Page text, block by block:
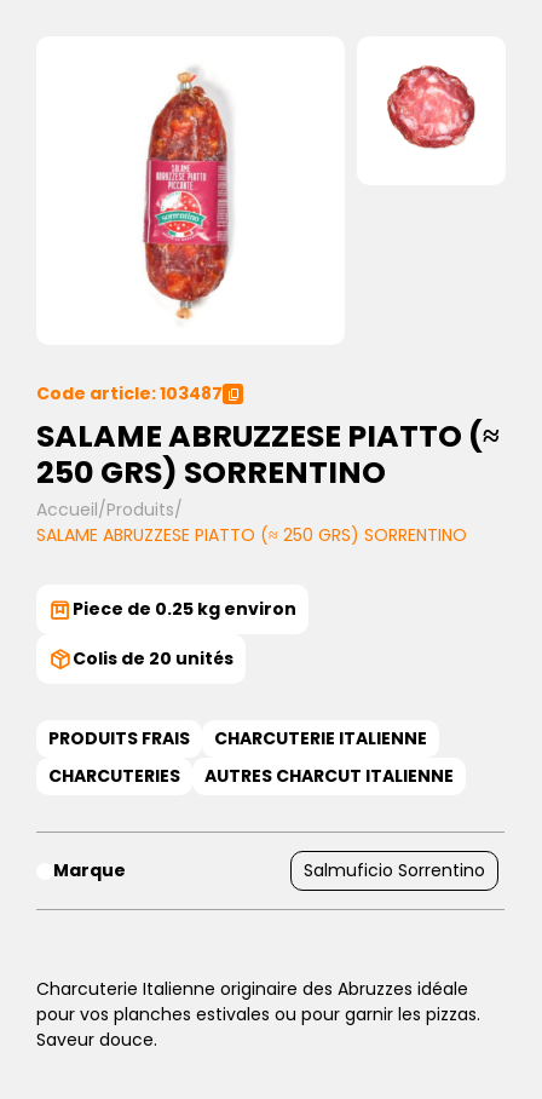
Code article: 103487
SALAME ABRUZZESE PIATTO (≈
250 GRS) SORRENTINO
Accueil/Produits/
SALAME ABRUZZESE PIATTO (≈ 250 GRS) SORRENTINO
Piece de 0.25 kg environ
Colis de 20 unités
PRODUITS FRAIS
CHARCUTERIE ITALIENNE
CHARCUTERIES
AUTRES CHARCUT ITALIENNE
Marque Salmuficio Sorrentino
Charcuterie Italienne originaire des Abruzzes idéale
pour vos planches estivales ou pour garnir les pizzas.
Saveur douce.